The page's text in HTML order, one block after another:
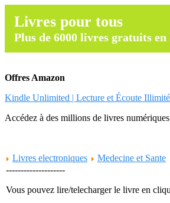
Livres pour tous
Plus de 6000 livres gratuits en
Offres Amazon
Kindle Unlimited | Lecture et Écoute
Accédez à des millions de livres
Livres electroniques
Medecine et Sante
--------------------
Vous pouvez lire/telecharger le livre en